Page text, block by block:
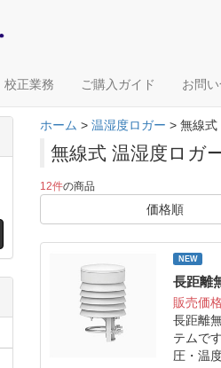
校正業務 ご購入ガイド お問
ホーム > 温湿度ロガー > 無線式
無線式 温湿度ロガ
12件の商品
価格順
NEW
長距離
販売価
長距離
テムで
圧・温